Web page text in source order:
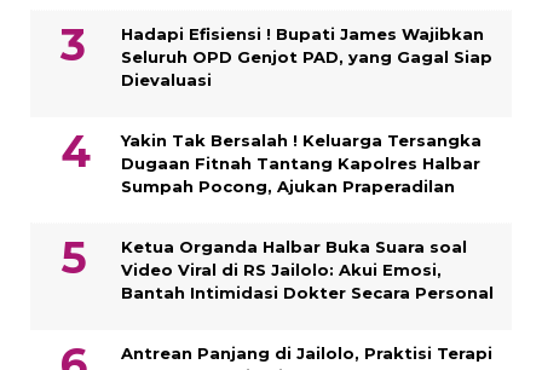
Hadapi Efisiensi ! Bupati James Wajibkan
Seluruh OPD Genjot PAD, yang Gagal Siap
Dievaluasi
Yakin Tak Bersalah ! Keluarga Tersangka
Dugaan Fitnah Tantang Kapolres Halbar
Sumpah Pocong, Ajukan Praperadilan
Ketua Organda Halbar Buka Suara soal
Video Viral di RS Jailolo: Akui Emosi,
Bantah Intimidasi Dokter Secara Personal
Antrean Panjang di Jailolo, Praktisi Terapi